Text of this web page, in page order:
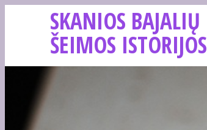
SKANIOS BAJALIŲ
ŠEIMOS ISTORIJOS